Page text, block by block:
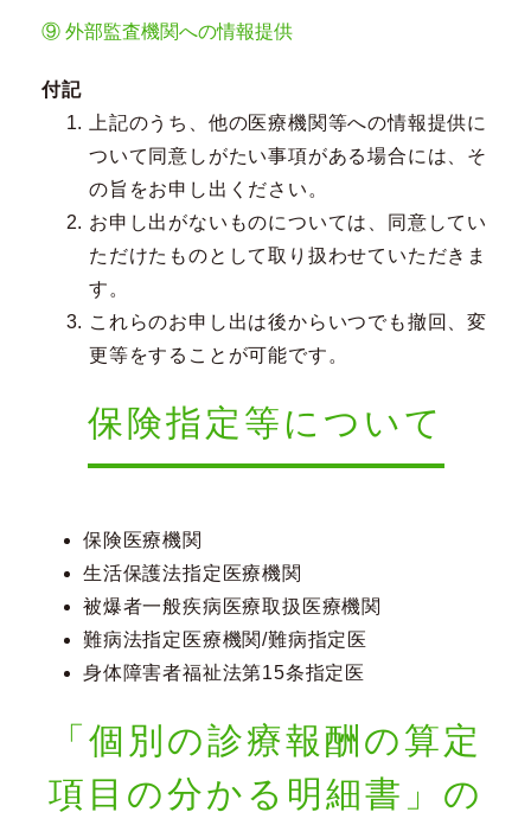
⑨ 外部監査機関への情報提供
付記
上記のうち、他の医療機関等への情報提供に
ついて同意しがたい事項がある場合には、そ
の旨をお申し出ください。
お申し出がないものについては、同意してい
ただけたものとして取り扱わせていただきま
す。
これらのお申し出は後からいつでも撤回、変
更等をすることが可能です。
保険指定等について
保険医療機関
生活保護法指定医療機関
被爆者一般疾病医療取扱医療機関
難病法指定医療機関/難病指定医
身体障害者福祉法第15条指定医
「個別の診療報酬の算定
項目の分かる明細書」の